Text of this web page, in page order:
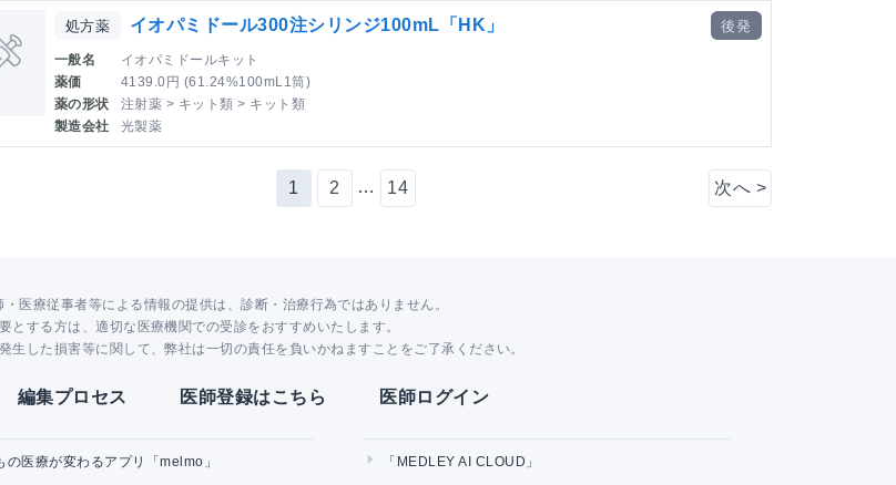
処方薬 イオパミドール300注シリンジ100mL「HK」
一般名
イオパミドールキット
薬価
4139.0円 (61.24%100mL1筒)
薬の形状
注射薬 > キット類 > キット類
製造会社
光製薬
後発
1 2 … 14 次へ >
医療従事者等による情報の提供は、診断・治療行為ではありません。
とする方は、適切な医療機関での受診をおすすめいたします。
生した損害等に関して、弊社は一切の責任を負いかねますことをご了承ください。
編集プロセス 医師登録はこちら 医師ログイン
の医療が変わるアプリ「melmo」 「MEDLEY AI CLOUD」